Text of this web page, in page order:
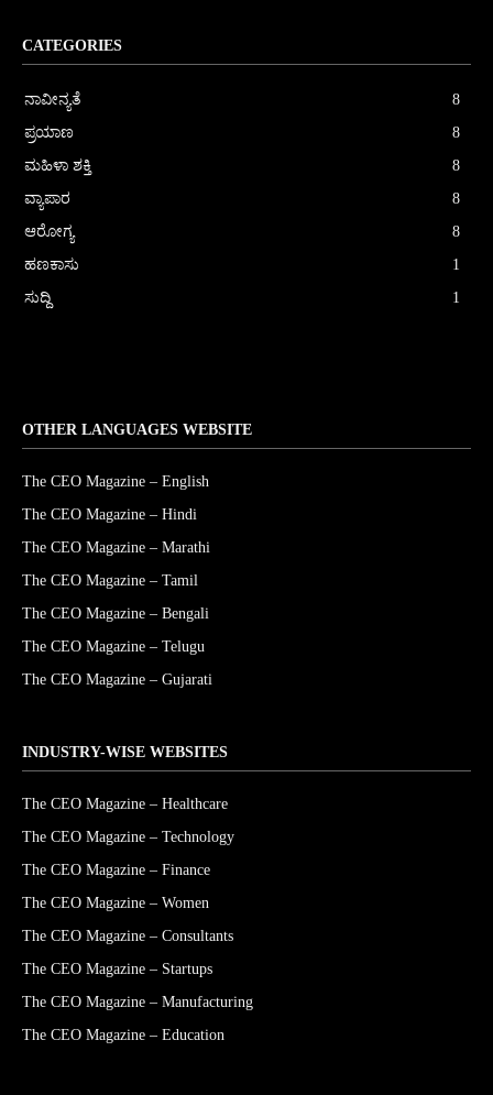
CATEGORIES
ನಾವೀನ್ಯತೆ
8
ಪ್ರಯಾಣ
8
ಮಹಿಳಾ ಶಕ್ತಿ
8
ವ್ಯಾಪಾರ
8
ಆರೋಗ್ಯ
8
ಹಣಕಾಸು
1
ಸುದ್ದಿ
1
OTHER LANGUAGES WEBSITE
The CEO Magazine – English
The CEO Magazine – Hindi
The CEO Magazine – Marathi
The CEO Magazine – Tamil
The CEO Magazine – Bengali
The CEO Magazine – Telugu
The CEO Magazine – Gujarati
INDUSTRY-WISE WEBSITES
The CEO Magazine – Healthcare
The CEO Magazine – Technology
The CEO Magazine – Finance
The CEO Magazine – Women
The CEO Magazine – Consultants
The CEO Magazine – Startups
The CEO Magazine – Manufacturing
The CEO Magazine – Education